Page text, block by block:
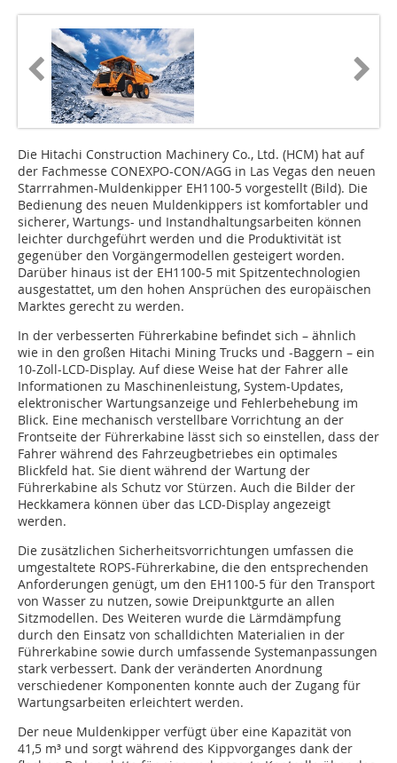
Die Hitachi Construction Machinery Co., Ltd. (HCM) hat auf
der Fachmesse CONEXPO-CON/AGG in Las Vegas den neuen
Starrrahmen-Muldenkipper EH1100-5 vorgestellt (Bild). Die
Bedienung des neuen Muldenkippers ist komfortabler und
sicherer, Wartungs- und Instandhaltungsarbeiten können
leichter durchgeführt werden und die Produktivität ist
gegenüber den Vorgängermodellen gesteigert worden.
Darüber hinaus ist der EH1100-5 mit Spitzentechnologien
ausgestattet, um den hohen Ansprüchen des europäischen
Marktes gerecht zu werden.
In der verbesserten Führerkabine befindet sich – ähnlich
wie in den großen Hitachi Mining Trucks und -Baggern – ein
10-Zoll-LCD-Display. Auf diese Weise hat der Fahrer alle
Informationen zu Maschinenleistung, System-Updates,
elektronischer Wartungsanzeige und Fehlerbehebung im
Blick. Eine mechanisch verstellbare Vorrichtung an der
Frontseite der Führerkabine lässt sich so einstellen, dass der
Fahrer während des Fahrzeugbetriebes ein optimales
Blickfeld hat. Sie dient während der Wartung der
Führerkabine als Schutz vor Stürzen. Auch die Bilder der
Heckkamera können über das LCD-Display angezeigt
werden.
Die zusätzlichen Sicherheitsvorrichtungen umfassen die
umgestaltete ROPS-Führerkabine, die den entsprechenden
Anforderungen genügt, um den EH1100-5 für den Transport
von Wasser zu nutzen, sowie Dreipunktgurte an allen
Sitzmodellen. Des Weiteren wurde die Lärmdämpfung
durch den Einsatz von schalldichten Materialien in der
Führerkabine sowie durch umfassende Systemanpassungen
stark verbessert. Dank der veränderten Anordnung
verschiedener Komponenten konnte auch der Zugang für
Wartungsarbeiten erleichtert werden.
Der neue Muldenkipper verfügt über eine Kapazität von
41,5 m³ und sorgt während des Kippvorganges dank der